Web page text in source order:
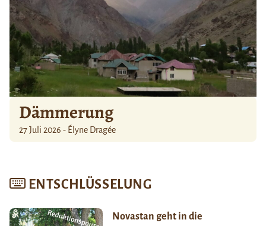
Dämmerung
27 Juli 2026 - Élyne Dragée
ENTSCHLÜSSELUNG
Novastan geht in die